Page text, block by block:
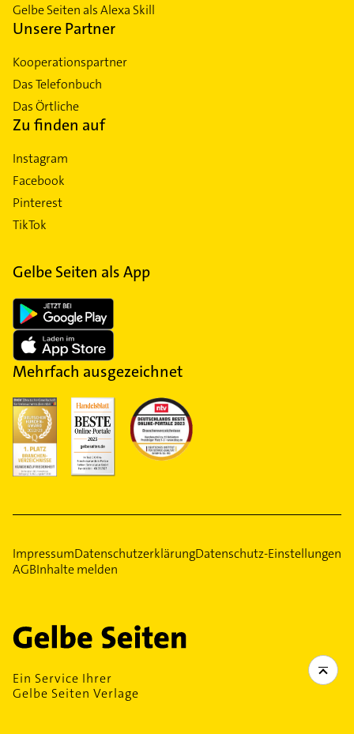
Gelbe Seiten als Alexa Skill
Unsere Partner
Kooperationspartner
Das Telefonbuch
Das Örtliche
Zu finden auf
Instagram
Facebook
Pinterest
TikTok
Gelbe Seiten als App
Mehrfach ausgezeichnet
ImpressumDatenschutzerklärungDatenschutz-Einstellungen
AGBInhalte melden
Ein Service Ihrer
Gelbe Seiten Verlage